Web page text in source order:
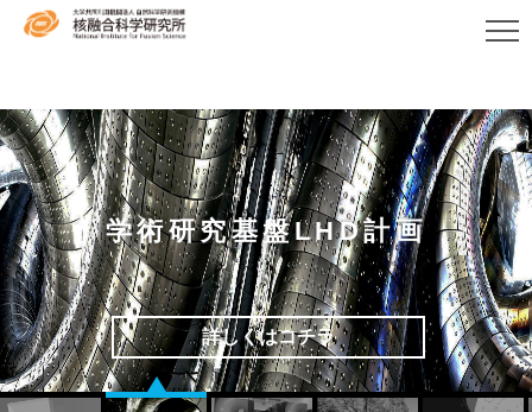
学術研究基盤LHD計画
詳しくはコチラ